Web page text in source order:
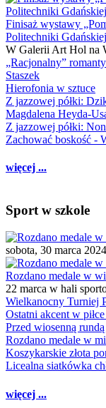
Finisaż wystawy
Politechniki Gdańskiej
W Galerii Art Hol na
„Racjonalny”
Staszek
Hierofonia w sztuce
Z jazzowej półki:
Magdalena Heyda-
Z jazzowej półki:
Zachować boskość -
więcej ...
Sport w szkole
sobota, 30 marca
Rozdano medale w
22 marca w hali
Wielkanocny Turniej
Ostatni akcent w
Przed wiosenną
Rozdano medale w
Koszykarskie złota
Licealna siatkówka
więcej ...